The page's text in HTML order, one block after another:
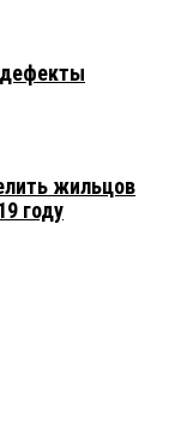
жильцов
году